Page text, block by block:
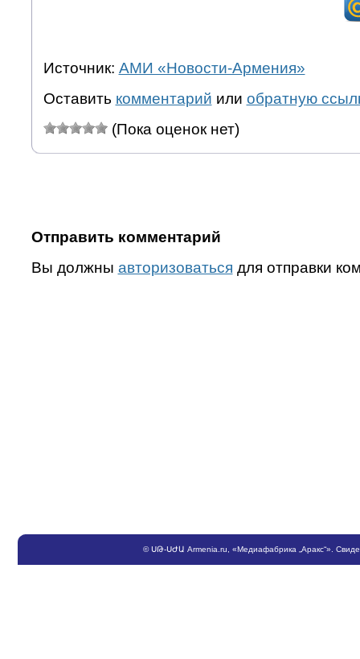
Источник: АМИ «Новости-Армения»
Оставить комментарий или обратную
(Пока оценок нет)
Отправить комментарий
Вы должны авторизоваться для отправки
©ՍԹ-ՍԺԱ Armenia.ru , «Медиафабрика „Аракс“».